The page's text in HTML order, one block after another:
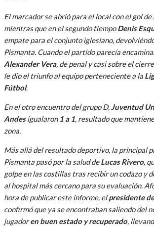
El marcador se abrió para el local con el gol de
mientras que en el segundo tiempoDenis
empate para el conjunto iglesiano,
Pismanta. Cuando el partido parecía
Alexander Vera, de penal y casi sobre el
le dio el triunfo al equipo perteneciente a la
Fútbol.
En el otro encuentro del grupo D,Juventud
Andesigualaron 1 a 1, resultado que
zona.
Más allá del resultado deportivo, la principal
Pismanta pasó por la salud deLucas Rivero,
golpe en las costillas tras recibir un codazo y
al hospital más cercano para su evaluación.
hora de publicar este informe, elpresidente
confirmó que ya se encontraban saliendo del
jugadoren buen estado y recuperado,